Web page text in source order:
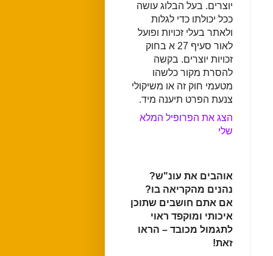
יוצרים. בעל הבלוג עושה
ככל יכולתו כדי לגלות
ולאתר בעלי זכויות ופועל
לאור סעיף 27 א בחוק
זכויות יוצרים. בקשה
להסרת מקור כלשהו
מטעמי חוק זה או משיקולי
צנעת הפרט תיענה מיד.
הצג את הפרופיל המלא
שלי
אוהבים את עונ"ש?
נהנים מהקריאה בו?
אם אתם חושבים שתוכן
איכותי ומוקפד ראוי
לתגמול מכובד – הראו
זאת!